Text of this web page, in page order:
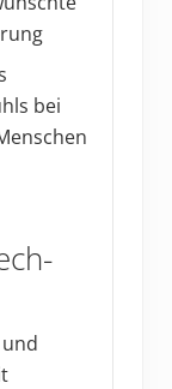
bei